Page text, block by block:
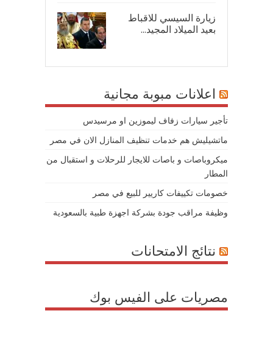
زيارة السيسي للاقباط
بعيد الميلاد المجيد...
اعلانات مبوبة مجانية
تأجير سيارات زفاف ليموزين او مرسيدس
ماتشيليش هم خدمات تنظيف المنازل الان في مصر
ميكروباصات و باصات للايجار للرحلات و استقبال من
المطار
خصومات تكييفات كاريير للبيع في مصر
وظيفة مراقب جودة بشركة اجهزة طبية بالسعودية
نتائج الامتحانات
مصريات على الفيس بوك